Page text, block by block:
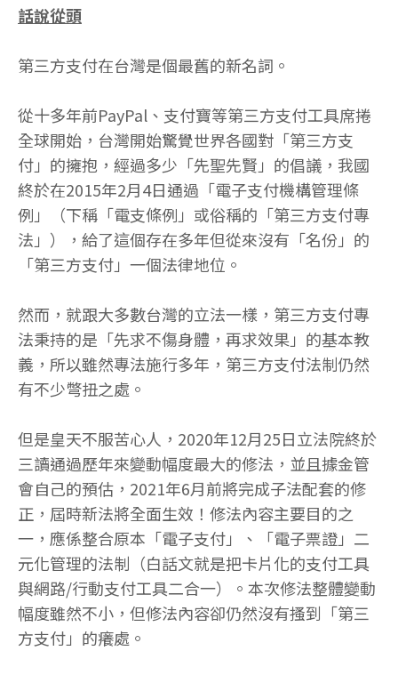
話說從頭
第三方支付在台灣是個最舊的新名詞。
從十多年前PayPal、支付寶等第三方支付工具席捲
全球開始，台灣開始驚覺世界各國對「第三方支
付」的擁抱，經過多少「先聖先賢」的倡議，我國
終於在2015年2月4日通過「電子支付機構管理條
例」（下稱「電支條例」或俗稱的「第三方支付專
法」），給了這個存在多年但從來沒有「名份」的
「第三方支付」一個法律地位。
然而，就跟大多數台灣的立法一樣，第三方支付專
法秉持的是「先求不傷身體，再求效果」的基本教
義，所以雖然專法施行多年，第三方支付法制仍然
有不少彆扭之處。
但是皇天不服苦心人，2020年12月25日立法院終於
三讀通過歷年來變動幅度最大的修法，並且據金管
會自己的預估，2021年6月前將完成子法配套的修
正，屆時新法將全面生效！修法內容主要目的之
一，應係整合原本「電子支付」、「電子票證」二
元化管理的法制（白話文就是把卡片化的支付工具
與網路/行動支付工具二合一）。本次修法整體變動
幅度雖然不小，但修法內容卻仍然沒有搔到「第三
方支付」的癢處。